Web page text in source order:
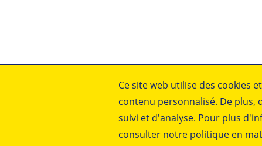
Ce site web utilise des cookies
contenu personnalisé. De plus,
suivi et d'analyse. Pour plus
consulter notre politique en
Conditions générales de vente
Déclaration de protection des
Conditions générales d'achat